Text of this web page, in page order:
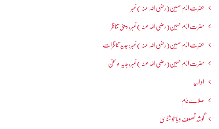
حضرت امام حسین(رضی اللہ عنہ ) نمبر
حضرت امام حسین(رضی اللہ عنہ ) نمبر: دینی تناظر
حضرت امام حسین(رضی اللہ عنہ ) نمبر: جدید تناظرات
حضرت امام حسین(رضی اللہ عنہ ) نمبر: ہدیہ ءِ سُخن
اداریہ
صلاےعام
گوشہ تصوف و باھُو شناسی